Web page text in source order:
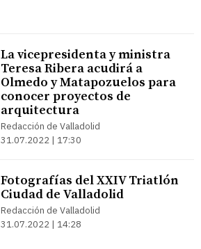
La vicepresidenta y ministra
Teresa Ribera acudirá a
Olmedo y Matapozuelos para
conocer proyectos de
arquitectura
Redacción de Valladolid
31.07.2022 | 17:30
Fotografías del XXIV Triatlón
Ciudad de Valladolid
Redacción de Valladolid
31.07.2022 | 14:28